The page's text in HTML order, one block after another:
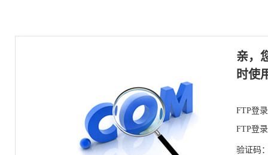
亲，
时使
FTP登
FTP登
验证码